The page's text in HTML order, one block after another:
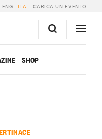
ENG ITA CARICA UN EVENTO
SHOP